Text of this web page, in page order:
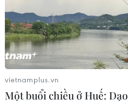
Văn Súa, Trưởng Công an xã
người đã thiệt mạng tối 3/8
hỗ trợ nhân dân di dời đến nơi
vietnamplus.vn
Một buổi chiều ở Huế: